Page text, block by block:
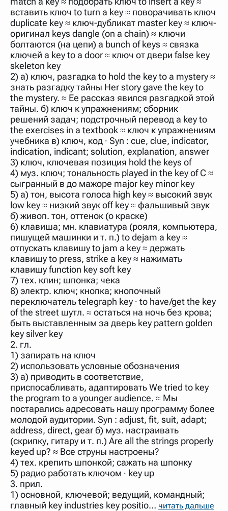
нужно будет нажать на кнопку "Найти".
Для более сложных случаев существует возможность
указывать несколько слов в запросе. Например, если
написать в строке запроса "Пушкин поэт" и нажать
"Найти", выведутся все словарные статьи о поэте
Пушкине, но не о городе.
В сложных запросах тоже могут присутствовать
неизвестные буквы. Например, в кроссворде есть
слово "***м***ов", в задании "русский поэт 19 века".
Пишем в Reword первым словом "***м***ов", далее
через пробел "поэт". Получается "***м***ов поэт" (без
кавычек). Нажимаем "Найти" и получаем статью
"Лермонтов" и не только.
Порядок словарей можно изменять, перетаскивая
словарь вверх или вниз за прямоугольник слева от
названия словаря. Также можно выключать ненужные
словари.
вставить ключ to turn a key ≈ поворачивать ключ
duplicate key ≈ ключ-дубликат master key ≈ ключ-
оригинал keys dangle (on a chain) ≈ ключи
болтаются (на цепи) a bunch of keys ≈ связка
ключей a key to a door ≈ ключ от двери false key
skeleton key
2) а) ключ, разгадка to hold the key to a mystery ≈
знать разгадку тайны Her story gave the key to
the mystery. ≈ Ее рассказ явился разгадкой этой
тайны. б) ключ к упражнениям; сборник
решений задач; подстрочный перевод a key to
the exercises in a textbook ≈ ключ к упражнениям
учебника в) ключ, код ∙ Syn : cue, clue, indicator,
indication, indicant; solution, explanation, answer
3) ключ, ключевая позиция hold the keys of
4) муз. ключ; тональность played in the key of C ≈
сыгранный в до мажоре major key minor key
5) а) тон, высота голоса high key ≈ высокий звук
low key ≈ низкий звук off key ≈ фальшивый звук
б) живоп. тон, оттенок (о краске)
6) клавиша; мн. клавиатура (рояля, компьютера,
пишущей машинки и т. п.) to dejam a key ≈
отпускать клавишу to jam a key ≈ держать
клавишу to press, strike a key ≈ нажимать
клавишу function key soft key
7) тех. клин; шпонка; чека
8) электр. ключ; кнопка; кнопочный
переключатель telegraph key ∙ to have/get the key
of the street шутл. ≈ остаться на ночь без крова;
быть выставленным за дверь key pattern golden
key silver key
2. гл.
1) запирать на ключ
2) использовать условные обозначения
3) а) приводить в соответствие,
приспосабливать, адаптировать We tried to key
the program to a younger audience. ≈ Мы
постарались адресовать нашу программу более
молодой аудитории. Syn : adjust, fit, suit, adapt;
address, direct, gear б) муз. настраивать
(скрипку, гитару и т. п.) Are all the strings properly
keyed up? ≈ Все струны настроены?
4) тех. крепить шпонкой; сажать на шпонку
5) радио работать ключом ∙ key up
3. прил.
1) основной, ключевой; ведущий, командный;
главный key industries key positio… читать дальше